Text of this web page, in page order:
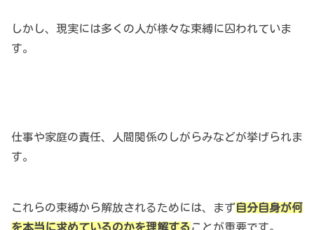
しかし、現実には多くの人が様々な束縛に囚われていま
す。
仕事や家庭の責任、人間関係のしがらみなどが挙げられま
す。
これらの束縛から解放されるためには、まず自分自身が何
を本当に求めているのかを理解する ことが重要です。